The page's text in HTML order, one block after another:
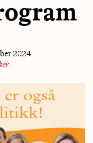
2024